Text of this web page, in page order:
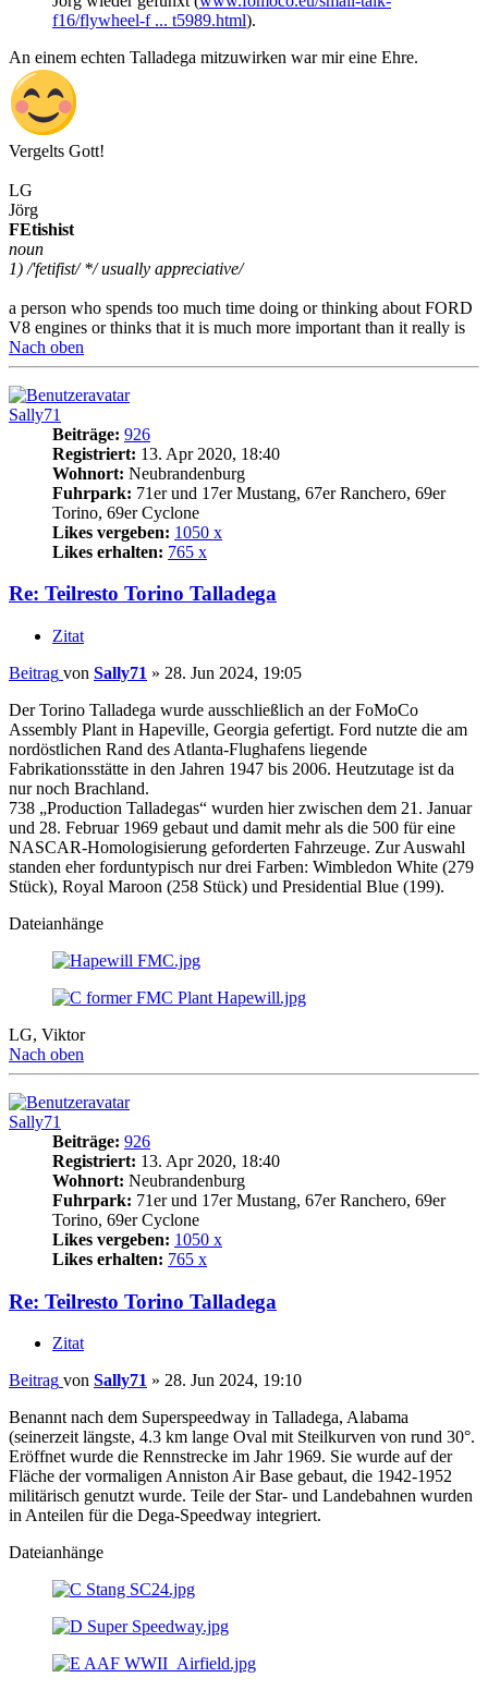
f16/flywheel-f ... t5989.html).
An einem echten Talladega mitzuwirken war mir eine Ehre.
Vergelts Gott!
LG
Jörg
FEtishist
noun
1) /'fetifist/ */ usually appreciative/
a person who spends too much time doing or thinking about FORD
V8 engines or thinks that it is much more important than it really is
Nach oben
Sally71
Beiträge: 926
Registriert: 13. Apr 2020, 18:40
Wohnort: Neubrandenburg
Fuhrpark: 71er und 17er Mustang, 67er Ranchero, 69er
Torino, 69er Cyclone
Likes vergeben: 1050 x
Likes erhalten: 765 x
Re: Teilresto Torino Talladega
Zitat
Beitrag von Sally71 » 28. Jun 2024, 19:05
Der Torino Talladega wurde ausschließlich an der FoMoCo
Assembly Plant in Hapeville, Georgia gefertigt. Ford nutzte die am
nordöstlichen Rand des Atlanta-Flughafens liegende
Fabrikationsstätte in den Jahren 1947 bis 2006. Heutzutage ist da
nur noch Brachland.
738 „Production Talladegas“ wurden hier zwischen dem 21. Januar
und 28. Februar 1969 gebaut und damit mehr als die 500 für eine
NASCAR-Homologisierung geforderten Fahrzeuge. Zur Auswahl
standen eher forduntypisch nur drei Farben: Wimbledon White (279
Stück), Royal Maroon (258 Stück) und Presidential Blue (199).
Dateianhänge
LG, Viktor
Nach oben
Sally71
Beiträge: 926
Registriert: 13. Apr 2020, 18:40
Wohnort: Neubrandenburg
Fuhrpark: 71er und 17er Mustang, 67er Ranchero, 69er
Torino, 69er Cyclone
Likes vergeben: 1050 x
Likes erhalten: 765 x
Re: Teilresto Torino Talladega
Zitat
Beitrag von Sally71 » 28. Jun 2024, 19:10
Benannt nach dem Superspeedway in Talladega, Alabama
(seinerzeit längste, 4.3 km lange Oval mit Steilkurven von rund 30°.
Eröffnet wurde die Rennstrecke im Jahr 1969. Sie wurde auf der
Fläche der vormaligen Anniston Air Base gebaut, die 1942-1952
militärisch genutzt wurde. Teile der Star- und Landebahnen wurden
in Anteilen für die Dega-Speedway integriert.
Dateianhänge